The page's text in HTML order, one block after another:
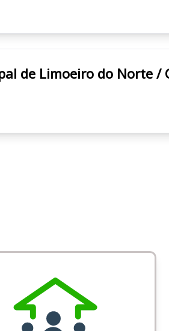
Prefeitura Municipal de Limoeiro